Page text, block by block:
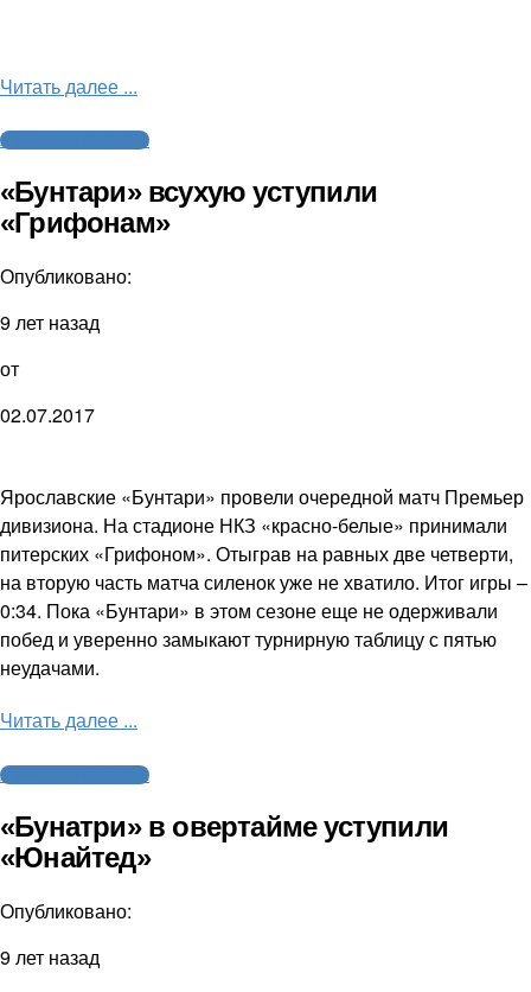
Читать далее ...
Американский футбол
«Бунтари» всухую уступили
«Грифонам»
Опубликовано:
9 лет назад
от
02.07.2017
Ярославские «Бунтари» провели очередной матч Премьер
дивизиона. На стадионе НКЗ «красно-белые» принимали
питерских «Грифоном». Отыграв на равных две четверти,
на вторую часть матча силенок уже не хватило. Итог игры –
0:34. Пока «Бунтари» в этом сезоне еще не одерживали
побед и уверенно замыкают турнирную таблицу с пятью
неудачами.
Читать далее ...
Американский футбол
«Бунатри» в овертайме уступили
«Юнайтед»
Опубликовано:
9 лет назад